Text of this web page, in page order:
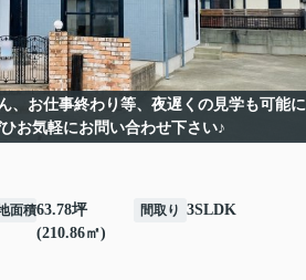
、お仕事終わり等、夜遅くの見学も可能に
お気軽にお問い合わせ下さい♪
面積63.78坪
(210.86㎡)
間取り 3SLDK